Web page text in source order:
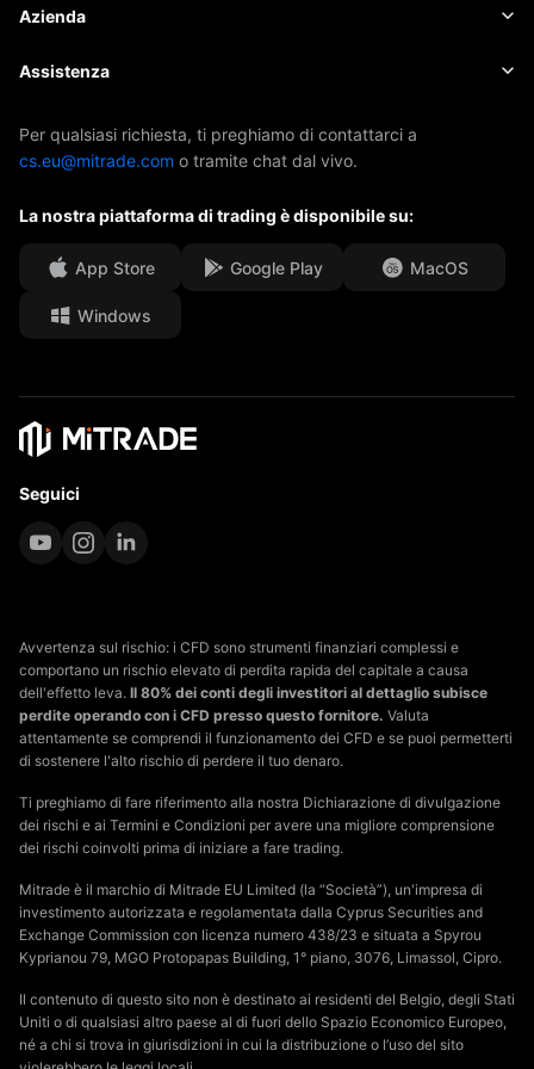
Notizie
Elementi fondamentali
EBook
Azienda
Informazioni su Mitrade
I nostri premi
Centro media
Opportunità di carriera
Documenti legali
Assistenza
Centro assistenza
FAQ
Per qualsiasi richiesta, ti preghiamo di contattarci a
cs.eu@mitrade.com o tramite chat dal vivo.
La nostra piattaforma di trading è disponibile su:
App Store Google Play MacOS
Windows
Seguici
Avvertenza sul rischio: i CFD sono strumenti finanziari complessi e
comportano un rischio elevato di perdita rapida del capitale a causa
dell'effetto leva. Il 80% dei conti degli investitori al dettaglio subisce
perdite operando con i CFD presso questo fornitore. Valuta
attentamente se comprendi il funzionamento dei CFD e se puoi permetterti
di sostenere l'alto rischio di perdere il tuo denaro.
Ti preghiamo di fare riferimento alla nostra Dichiarazione di divulgazione
dei rischi e ai Termini e Condizioni per avere una migliore comprensione
dei rischi coinvolti prima di iniziare a fare trading.
Mitrade è il marchio di Mitrade EU Limited (la “Società”), un'impresa di
investimento autorizzata e regolamentata dalla Cyprus Securities and
Exchange Commission con licenza numero 438/23 e situata a Spyrou
Kyprianou 79, MGO Protopapas Building, 1° piano, 3076, Limassol, Cipro.
Il contenuto di questo sito non è destinato ai residenti del Belgio, degli Stati
Uniti o di qualsiasi altro paese al di fuori dello Spazio Economico Europeo,
né a chi si trova in giurisdizioni in cui la distribuzione o l’uso del sito